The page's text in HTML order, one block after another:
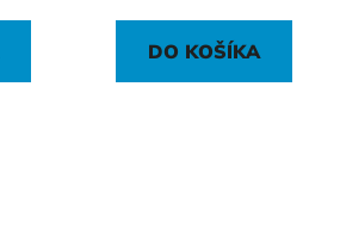
DO KOŠÍKA